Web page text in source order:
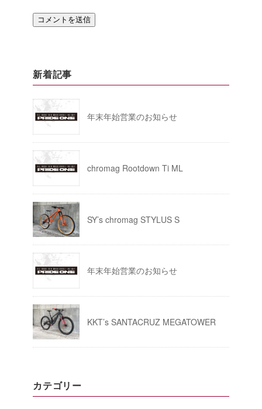
新着記事
年末年始営業のお知らせ
chromag Rootdown Ti ML
SY’s chromag STYLUS S
年末年始営業のお知らせ
KKT’s SANTACRUZ MEGATOWER
カテゴリー